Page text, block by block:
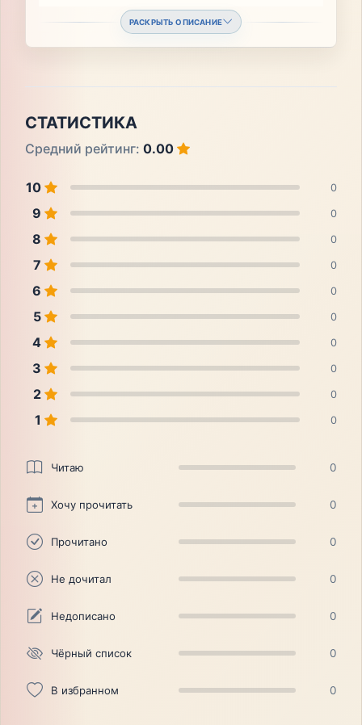
РАСКРЫТЬ ОПИСАНИЕ
СТАТИСТИКА
Средний рейтинг: 0.00
10 0
9 0
8 0
7 0
6 0
5 0
4 0
3 0
2 0
1 0
Читаю 0
Хочу прочитать 0
Прочитано 0
Не дочитал 0
Недописано 0
Чёрный список 0
В избранном 0